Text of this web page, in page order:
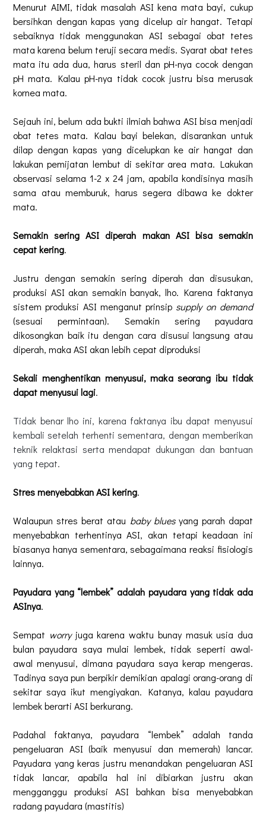
Menurut AIMI, tidak masalah ASI kena mata bayi, cukup
bersihkan dengan kapas yang dicelup air hangat. Tetapi
sebaiknya tidak menggunakan ASI sebagai obat tetes
mata karena belum teruji secara medis. Syarat obat tetes
mata itu ada dua, harus steril dan pH-nya cocok dengan
pH mata. Kalau pH-nya tidak cocok justru bisa merusak
kornea mata.
Sejauh ini, belum ada bukti ilmiah bahwa ASI bisa menjadi
obat tetes mata. Kalau bayi belekan, disarankan untuk
dilap dengan kapas yang dicelupkan ke air hangat dan
lakukan pemijatan lembut di sekitar area mata. Lakukan
observasi selama 1-2 x 24 jam, apabila kondisinya masih
sama atau memburuk, harus segera dibawa ke dokter
mata.
Semakin sering ASI diperah makan ASI bisa semakin
cepat kering.
Justru dengan semakin sering diperah dan disusukan,
produksi ASI akan semakin banyak, lho. Karena faktanya
sistem produksi ASI menganut prinsip supply on demand
(sesuai permintaan). Semakin sering payudara
dikosongkan baik itu dengan cara disusui langsung atau
diperah, maka ASI akan lebih cepat diproduksi
Sekali menghentikan menyusui, maka seorang ibu tidak
dapat menyusui lagi.
Tidak benar lho ini, karena faktanya ibu dapat menyusui
kembali setelah terhenti sementara, dengan memberikan
teknik relaktasi serta mendapat dukungan dan bantuan
yang tepat.
Stres menyebabkan ASI kering.
Walaupun stres berat atau baby bluesyang parah dapat
menyebabkan terhentinya ASI, akan tetapi keadaan ini
biasanya hanya sementara, sebagaimana reaksi fisiologis
lainnya.
Payudara yang “lembek” adalah payudara yang tidak ada
ASInya.
Sempat worryjuga karena waktu bunay masuk usia dua
bulan payudara saya mulai lembek, tidak seperti awal-
awal menyusui, dimana payudara saya kerap mengeras.
Tadinya saya pun berpikir demikian apalagi orang-orang di
sekitar saya ikut mengiyakan. Katanya, kalau payudara
lembek berarti ASI berkurang.
Padahal faktanya, payudara “lembek” adalah tanda
pengeluaran ASI (baik menyusui dan memerah) lancar.
Payudara yang keras justru menandakan pengeluaran ASI
tidak lancar, apabila hal ini dibiarkan justru akan
mengganggu produksi ASI bahkan bisa menyebabkan
radang payudara (mastitis)